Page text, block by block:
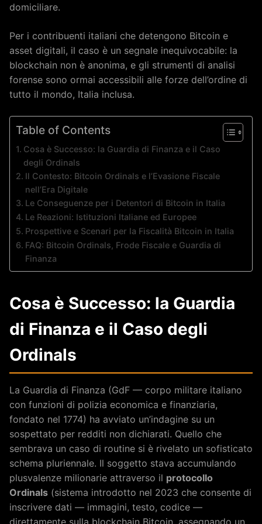
domiciliare.
Per i contribuenti italiani che detengono Bitcoin e
asset digitali, il caso è un segnale inequivocabile: la
blockchain non è anonima, e gli strumenti di analisi
forense sono ormai accessibili alle forze dell’ordine di
tutto il mondo, Italia inclusa.
Table of Contents
Cosa è Successo: la Guardia di Finanza e il Caso
degli Ordinals
Il Contesto: Bitcoin Ordinals e l’Evasione Fiscale
nell’Era Digitale
Le Conseguenze per i Detentori di Bitcoin in Italia
Le Reazioni: Istituzioni Italiane ed Europee
Prospettive e Scenari per la Fiscalità Bitcoin in Italia
FAQ: Bitcoin Ordinals, Frode Fiscale e Guardia di
Finanza
Cosa è Successo: la Guardia
di Finanza e il Caso degli
Ordinals
La Guardia di Finanza (GdF — corpo militare italiano
con funzioni di polizia economica e finanziaria,
fondato nel 1774) ha avviato un’indagine su un
sospettato per redditi non dichiarati. Quello che
sembrava un caso di routine si è rivelato un sofisticato
schema pluriennale. Il soggetto stava accumulando
plusvalenze milionarie attraverso il protocollo
Ordinals (sistema introdotto nel 2023 che consente di
inscrivere dati — immagini, testo, codice —
direttamente sulla blockchain Bitcoin, assegnando un